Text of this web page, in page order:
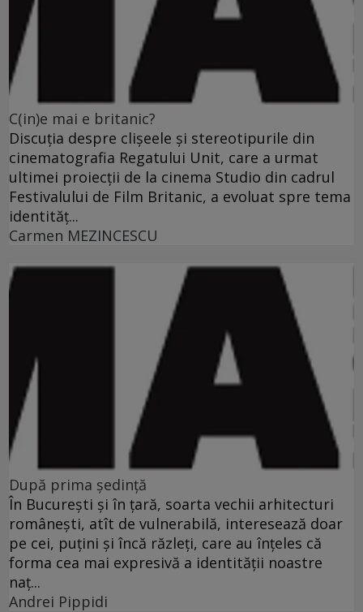
C(in)e mai e britanic?
Discuţia despre clişeele şi stereotipurile din
cinematografia Regatului Unit, care a urmat
ultimei proiecţii de la cinema Studio din cadrul
Festivalului de Film Britanic, a evoluat spre tema
identităţ...
Carmen MEZINCESCU
După prima şedinţă
În Bucureşti şi în ţară, soarta vechii arhitecturi
româneşti, atît de vulnerabilă, interesează doar
pe cei, puţini şi încă răzleţi, care au înţeles că
forma cea mai expresivă a identităţii noastre
naţ...
Andrei Pippidi